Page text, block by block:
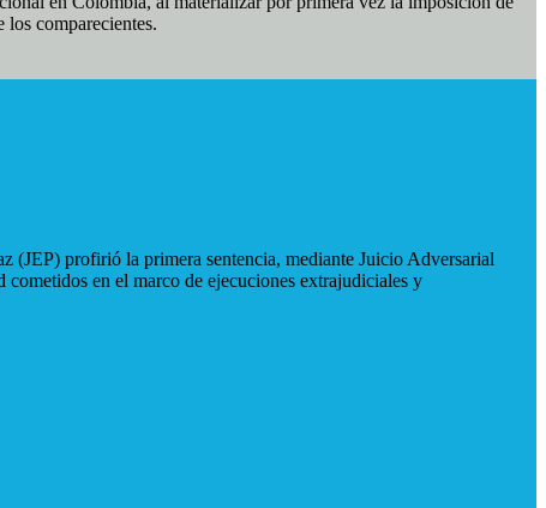
los comparecientes.
(JEP) profirió la primera sentencia, mediante Juicio Adversarial
en el marco de ejecuciones extrajudiciales y